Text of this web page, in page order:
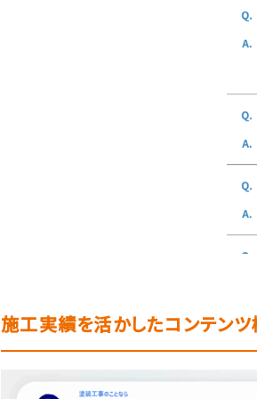
施工実績を活かしたコンテン